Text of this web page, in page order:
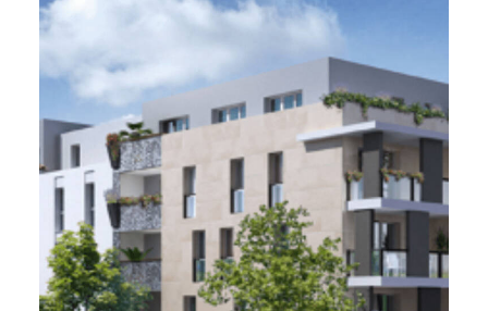
Immovalor, La Vallette-du-Var
(83)
120 logements - 2020
Développement d’une Résidence Service
Senior
Due Diligence et Monitoring VEFA